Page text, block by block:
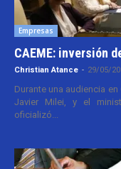
Empresas
CAEME: inversión
Christian Atance - 29/05/
Durante una audiencia
Javier Milei, y el
oficializó...